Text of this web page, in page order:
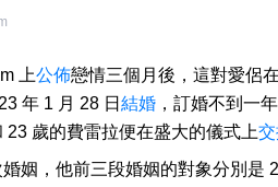
上公佈戀情三個月後，這對愛侶
年 1 月 28 日 結婚 ，訂婚不到一
23 歲的費雷拉便在盛大的儀式上
姻，他前三段婚姻的對象分別是